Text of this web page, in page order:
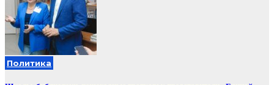
Политика